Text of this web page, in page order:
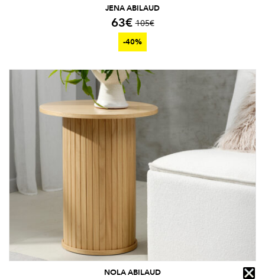
JENA ABILAUD
105€
63€
-40%
NOLA ABILAUD